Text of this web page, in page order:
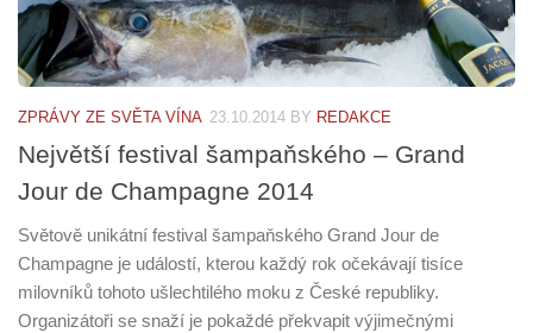
ZPRÁVY ZE SVĚTA VÍNA 23.10.2014 BY REDAKCE
Největší festival šampaňského – Grand
Jour de Champagne 2014
Světově unikátní festival šampaňského Grand Jour de
Champagne je událostí, kterou každý rok očekávají tisíce
milovníků tohoto ušlechtilého moku z České republiky.
Organizátoři se snaží je pokaždé překvapit výjimečnými